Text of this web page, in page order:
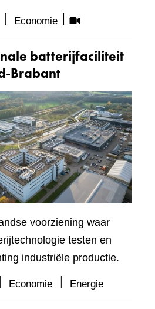
EconomieBevat
visueel
element:
Video
batterijfaciliteit
Brabant
voorziening waar
testen en
industriële productie.
Economie Energie